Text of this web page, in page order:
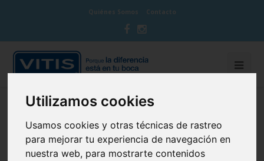
Utilizamos cookies
Usamos cookies y otras técnicas de rastreo
para mejorar tu experiencia de navegación en
nuestra web, para mostrarte contenidos
Quiénes Somos Contacto